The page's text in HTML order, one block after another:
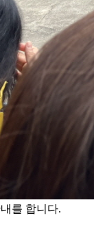
를 합니다.